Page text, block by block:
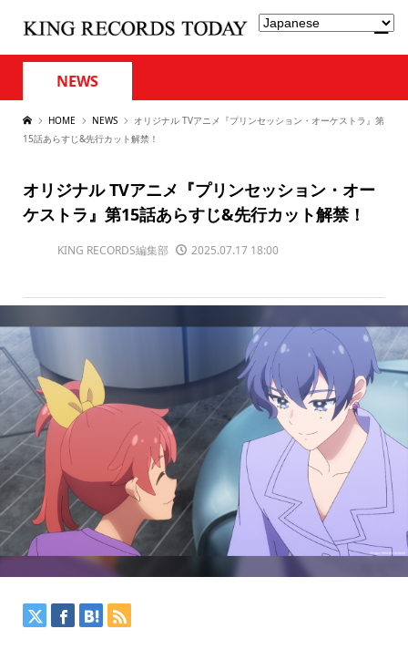
NEWS
HOME NEWS
オリジナル TVアニメ『プリンセッション・オーケストラ』第
15話あらすじ&先行カット解禁！
オリジナル TVアニメ『プリンセッション・オー
ケストラ』第15話あらすじ&先行カット解禁！
KING RECORDS編集部 2025.07.17 18:00